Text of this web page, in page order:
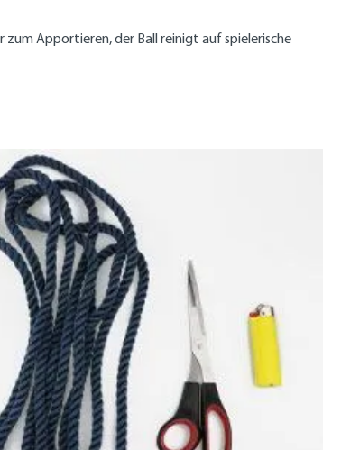
Apportieren, der Ball reinigt auf spielerische